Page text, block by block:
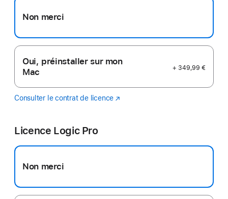
Non merci
Oui, préinstaller sur mon
Mac
+ 349,99 €
Consulter le contrat de licence Final
(s’ouvre
Licence Logic Pro
Non merci